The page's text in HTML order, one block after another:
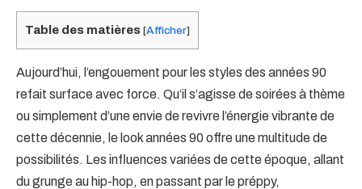
Table des matières [Afficher]
Aujourd’hui, l’engouement pour les styles des années 90
refait surface avec force. Qu’il s’agisse de soirées à thème
ou simplement d’une envie de revivre l’énergie vibrante de
cette décennie, le look années 90 offre une multitude de
possibilités. Les influences variées de cette époque, allant
du grunge au hip-hop, en passant par le préppy,